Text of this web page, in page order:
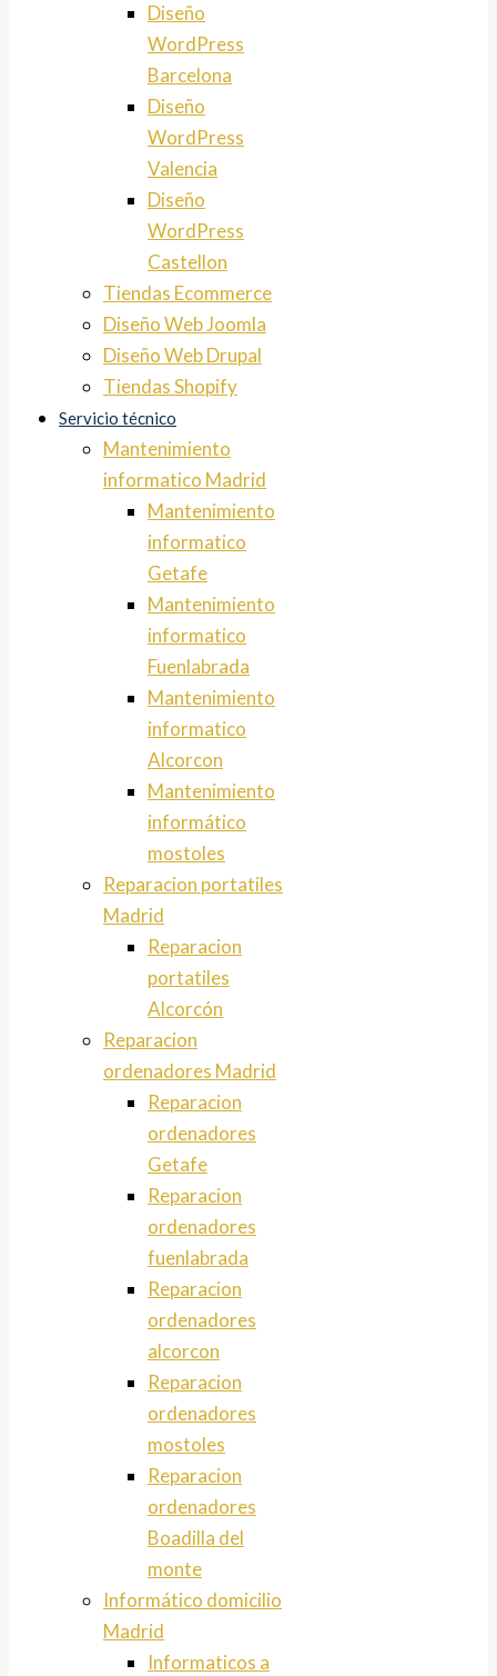
Diseño
WordPress
Barcelona
Diseño
WordPress
Valencia
Diseño
WordPress
Castellon
Tiendas Ecommerce
Diseño Web Joomla
Diseño Web Drupal
Tiendas Shopify
Servicio técnico
Mantenimiento
informatico Madrid
Mantenimiento
informatico
Getafe
Mantenimiento
informatico
Fuenlabrada
Mantenimiento
informatico
Alcorcon
Mantenimiento
informático
mostoles
Reparacion portatiles
Madrid
Reparacion
portatiles
Alcorcón
Reparacion
ordenadores Madrid
Reparacion
ordenadores
Getafe
Reparacion
ordenadores
fuenlabrada
Reparacion
ordenadores
alcorcon
Reparacion
ordenadores
mostoles
Reparacion
ordenadores
Boadilla del
monte
Informático domicilio
Madrid
Informaticos a